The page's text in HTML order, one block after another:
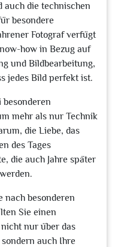
auch die technischen
besondere
Fotograf verfügt
how in Bezug auf
und Bildbearbeitung,
jedes Bild perfekt ist.
besonderen
mehr als nur Technik
die Liebe, das
des Tages
die auch Jahre später
nach besonderen
Sie einen
nur über das
auch Ihre